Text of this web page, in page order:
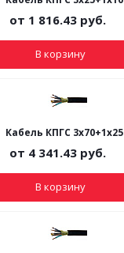
от 1 816.43 руб.
В корзину
Кабель КПГС 3х70+1х25
от 4 341.43 руб.
В корзину